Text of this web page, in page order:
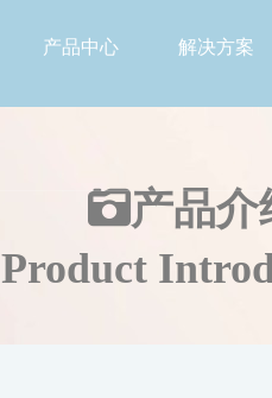
产品中心 解决方案
产品介
Product